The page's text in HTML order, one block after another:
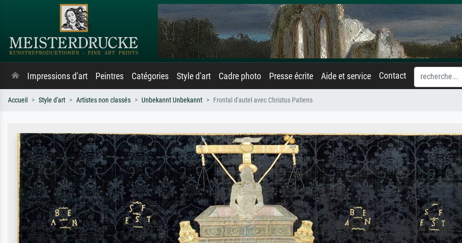
Impressions d'art Peintres Catégories Style d'art Cadre photo Presse écrite Aide et service Contact
Accueil Style d'art Artistes non classés Unbekannt Unbekannt Frontal d'autel avec Christus Patiens